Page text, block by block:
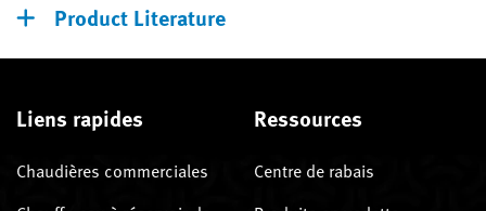
Product Literature
Liens rapides
Chaudières commerciales
Ressources
Centre de rabais